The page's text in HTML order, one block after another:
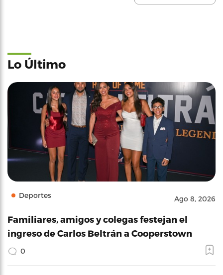
Lo Último
Deportes Ago 8, 2026
Familiares, amigos y colegas festejan el
ingreso de Carlos Beltrán a Cooperstown
0